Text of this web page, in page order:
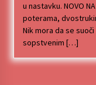
18.
u nastavku. NOVO
poterama,
Nik mora da se
sopstvenim […]